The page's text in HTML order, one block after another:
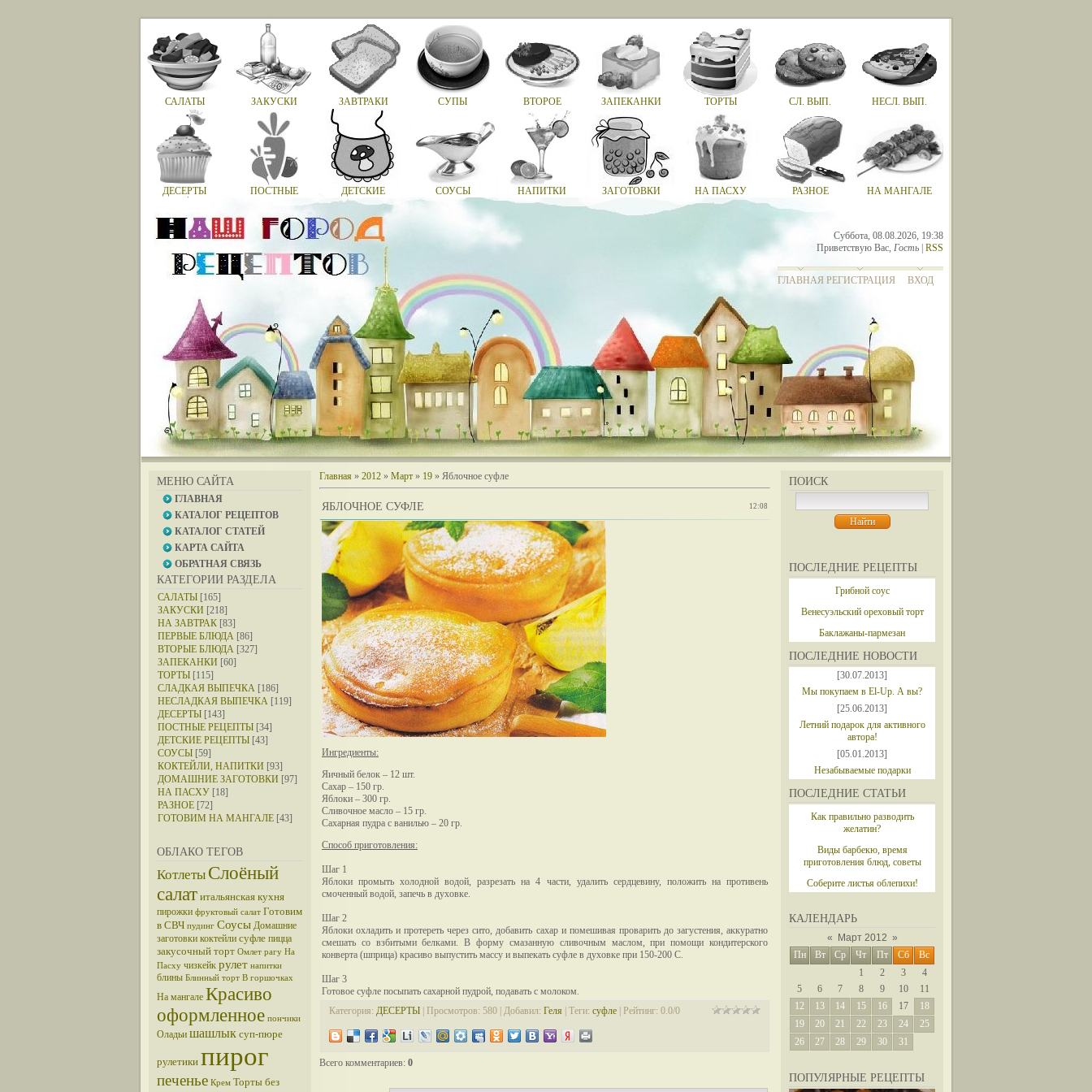
САЛАТЫ ЗАКУСКИ ЗАВТРАКИ СУПЫ ВТОРОЕ ЗАПЕКАНКИ ТОРТЫ СЛ. ВЫП. НЕСЛ. ВЫП.
ДЕСЕРТЫ ПОСТНЫЕ ДЕТСКИЕ СОУСЫ НАПИТКИ ЗАГОТОВКИ НА ПАСХУ РАЗНОЕ НА МАНГАЛЕ
Суббота, 08.08.2026, 19:38
Приветствую Вас, Гость RSS
ГЛАВНАЯ РЕГИСТРАЦИЯ ВХОД
МЕНЮ САЙТА
ГЛАВНАЯ
КАТАЛОГ РЕЦЕПТОВ
КАТАЛОГ СТАТЕЙ
КАРТА САЙТА
ОБРАТНАЯ СВЯЗЬ
КАТЕГОРИИ РАЗДЕЛА
САЛАТЫ [165]
ЗАКУСКИ [218]
НА ЗАВТРАК [83]
ПЕРВЫЕ БЛЮДА [86]
ВТОРЫЕ БЛЮДА [327]
ЗАПЕКАНКИ [60]
ТОРТЫ [115]
СЛАДКАЯ ВЫПЕЧКА [186]
НЕСЛАДКАЯ ВЫПЕЧКА [119]
ДЕСЕРТЫ [143]
ПОСТНЫЕ РЕЦЕПТЫ [34]
ДЕТСКИЕ РЕЦЕПТЫ [43]
СОУСЫ [59]
КОКТЕЙЛИ, НАПИТКИ [93]
ДОМАШНИЕ ЗАГОТОВКИ [97]
НА ПАСХУ [18]
РАЗНОЕ [72]
ГОТОВИМ НА МАНГАЛЕ [43]
ОБЛАКО ТЕГОВ
Котлеты Слоёный
салат итальянская кухня
пирожки фруктовый салат Готовим
в СВЧ пудинг Соусы Домашние
заготовки коктейли суфле пицца
закусочный торт Омлет рагу На
Пасху чизкейк рулет напитки
блины Блинный торт В горшочках
На мангале Красиво
оформленное пончики
Оладьи шашлык суп-пюре
рулетики пирог
печенье Крем Торты без
ПОИСК
ПОСЛЕДНИЕ РЕЦЕПТЫ
Грибной соус
Венесуэльский ореховый торт
Баклажаны-пармезан
ПОСЛЕДНИЕ НОВОСТИ
[30.07.2013]
Мы покупаем в El-Up. А вы?
[25.06.2013]
Летний подарок для активного
автора!
[05.01.2013]
Незабываемые подарки
ПОСЛЕДНИЕ СТАТЬИ
Как правильно разводить
желатин?
Виды барбекю, время
приготовления блюд, советы
Соберите листья облепихи!
КАЛЕНДАРЬ
« Март 2012 »
Пн
Вт Ср Чт Пт Сб
Вс
1
2 3
4
5
6 7 8 9 10
11
12
13 14 15 16 17
18
19
20 21 22 23 24
25
26
27 28 29 30 31
ПОПУЛЯРНЫЕ РЕЦЕПТЫ
Главная » 2012 » Март » 19 » Яблочное суфле
12:08
ЯБЛОЧНОЕ СУФЛЕ
Ингредиенты:
Яичный белок – 12 шт.
Сахар – 150 гр.
Яблоки – 300 гр.
Сливочное масло – 15 гр.
Сахарная пудра с ванилью – 20 гр.
Способ приготовления:
Шаг 1
Яблоки промыть холодной водой, разрезать на 4 части, удалить сердцевину, положить на противень
смоченный водой, запечь в духовке.
Шаг 2
Яблоки охладить и протереть через сито, добавить сахар и помешивая проварить до загустения, аккуратно
смешать со взбитыми белками. В форму смазанную сливочным маслом, при помощи кондитерского
конверта (шприца) красиво выпустить массу и выпекать суфле в духовке при 150-200 С.
Шаг 3
Готовое суфле посыпать сахарной пудрой, подавать с молоком.
Категория: ДЕСЕРТЫ Просмотров: 580 | Добавил: Геля Теги: суфле Рейтинг: 0.0/0
Всего комментариев: 0